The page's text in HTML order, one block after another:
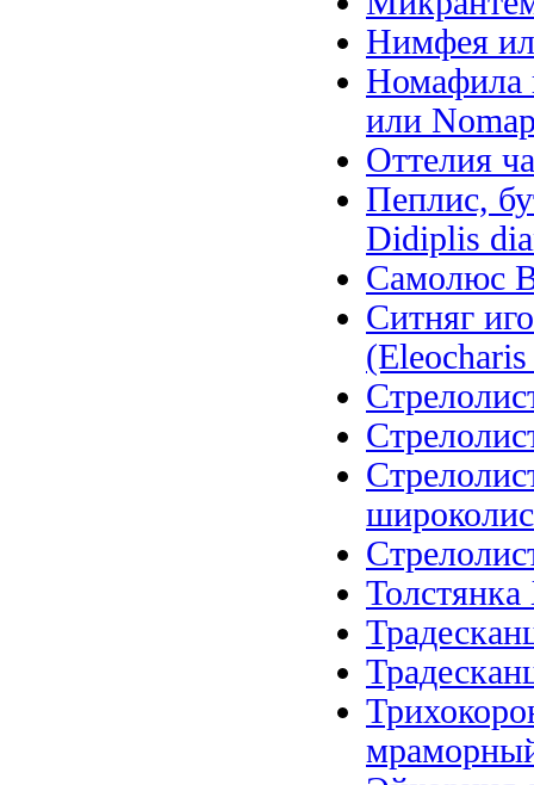
Нимфея
Номафила
или
Оттелия
Пеплис,
Didiplis
Самолюс
Ситняг